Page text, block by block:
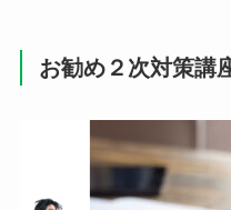
お勧め２次対策講